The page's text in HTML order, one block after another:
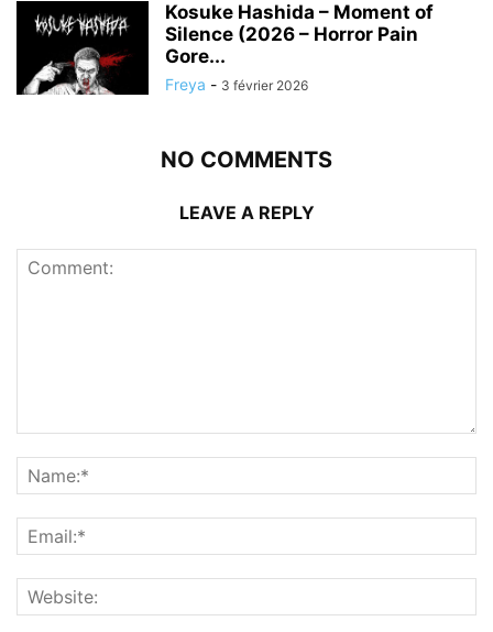
Kosuke Hashida – Moment of
Silence (2026 – Horror Pain
Gore...
Freya - 3 février 2026
NO COMMENTS
LEAVE A REPLY